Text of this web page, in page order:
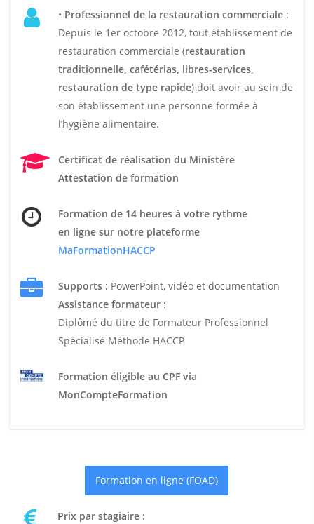
• Professionnel de la restauration commerciale:
Depuis le 1er octobre 2012, tout établissement de
restauration commerciale (restauration
traditionnelle, cafétérias, libres-services,
restauration de type rapide) doit avoir au sein de
son établissement une personne formée à
l’hygiène alimentaire.
Certificat de réalisation du Ministère
Attestation de formation
Formation de 14 heures à votre rythme
en ligne sur notre plateforme
MaFormationHACCP
Supports : PowerPoint, vidéo et documentation
Assistance formateur :
Diplômé du titre de Formateur Professionnel
Spécialisé Méthode HACCP
Formation éligible au CPF via
MonCompteFormation
Formation en ligne (FOAD)
Prix par stagiaire :